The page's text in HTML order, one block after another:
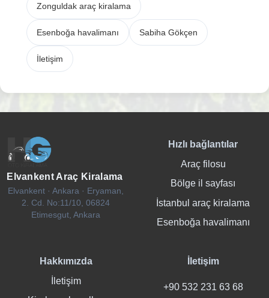
Zonguldak araç kiralama
Esenboğa havalimanı Sabiha Gökçen
İletişim
Elvankent Araç Kiralama
Elvankent · Ankara · Eryaman,
2. Cd. No:11/10, 06824
Etimesgut, Ankara
Hızlı bağlantılar
Araç filosu
Bölge il sayfası
İstanbul araç kiralama
Esenboğa havalimanı
Hakkımızda
İletişim
İletişim
+90 532 231 63 68